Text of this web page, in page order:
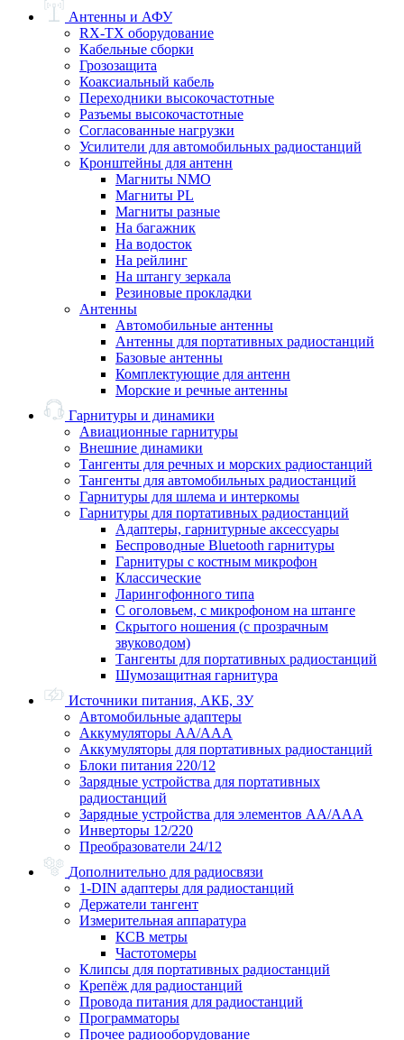
Антенны и АФУ
RX-TX оборудование
Кабельные сборки
Грозозащита
Коаксиальный кабель
Переходники высокочастотные
Разъемы высокочастотные
Согласованные нагрузки
Усилители для автомобильных радиостанций
Кронштейны для антенн
Магниты NMO
Магниты PL
Магниты разные
На багажник
На водосток
На рейлинг
На штангу зеркала
Резиновые прокладки
Антенны
Автомобильные антенны
Антенны для портативных радиостанций
Базовые антенны
Комплектующие для антенн
Морские и речные антенны
Гарнитуры и динамики
Авиационные гарнитуры
Внешние динамики
Тангенты для речных и морских радиостанций
Тангенты для автомобильных радиостанций
Гарнитуры для шлема и интеркомы
Гарнитуры для портативных радиостанций
Адаптеры, гарнитурные аксессуары
Беспроводные Bluetooth гарнитуры
Гарнитуры с костным микрофон
Классические
Ларингофонного типа
С оголовьем, с микрофоном на штанге
Скрытого ношения (с прозрачным
звуководом)
Тангенты для портативных радиостанций
Шумозащитная гарнитура
Источники питания, АКБ, ЗУ
Автомобильные адаптеры
Аккумуляторы АА/ААА
Аккумуляторы для портативных радиостанций
Блоки питания 220/12
Зарядные устройства для портативных
радиостанций
Зарядные устройства для элементов АА/ААА
Инверторы 12/220
Преобразователи 24/12
Дополнительно для радиосвязи
1-DIN адаптеры для радиостанций
Держатели тангент
Измерительная аппаратура
КСВ метры
Частотомеры
Клипсы для портативных радиостанций
Крепёж для радиостанций
Провода питания для радиостанций
Программаторы
Прочее радиооборудование